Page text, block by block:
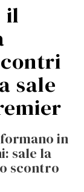
il
sale
in
sale la
scontro